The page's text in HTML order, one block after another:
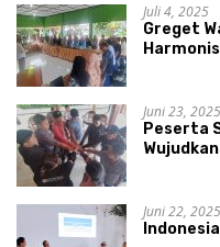
Juli 4, 2025
Greget
Juni 23, 2025
Peserta
Juni 22, 2025